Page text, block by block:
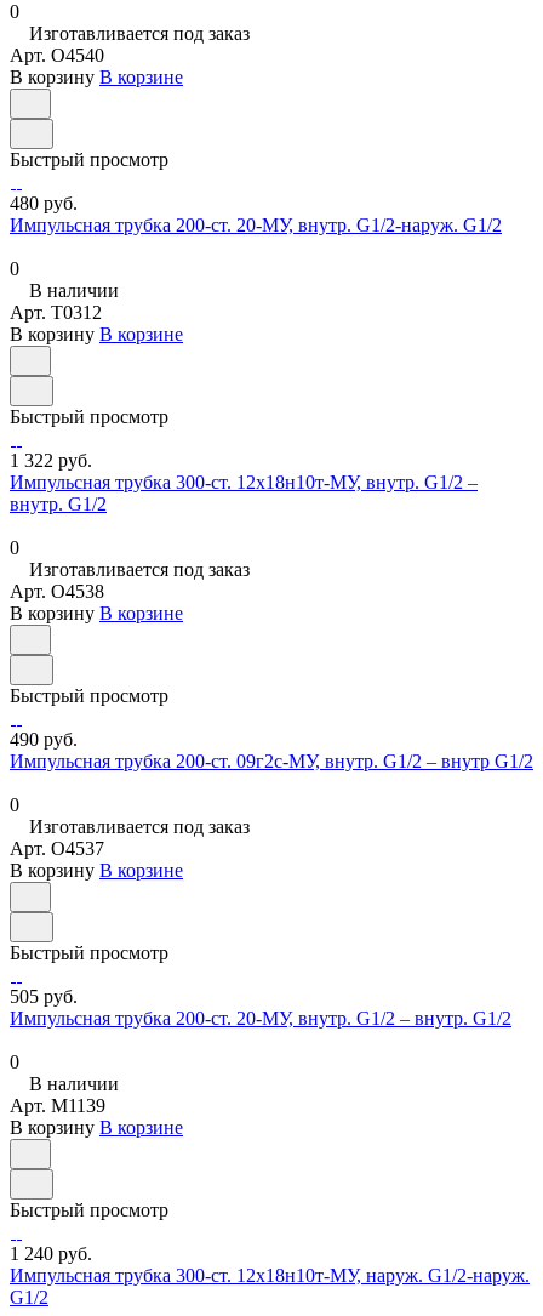
0
Изготавливается под заказ
Арт. O4540
В корзину В корзине
Быстрый просмотр
480 руб.
Импульсная трубка 200-ст. 20-МУ, внутр. G1/2-наруж. G1/2
0
В наличии
Арт. T0312
В корзину В корзине
Быстрый просмотр
1 322 руб.
Импульсная трубка 300-ст. 12х18н10т-МУ, внутр. G1/2 –
внутр. G1/2
0
Изготавливается под заказ
Арт. O4538
В корзину В корзине
Быстрый просмотр
490 руб.
Импульсная трубка 200-ст. 09г2с-МУ, внутр. G1/2 – внутр G1/2
0
Изготавливается под заказ
Арт. O4537
В корзину В корзине
Быстрый просмотр
505 руб.
Импульсная трубка 200-ст. 20-МУ, внутр. G1/2 – внутр. G1/2
0
В наличии
Арт. M1139
В корзину В корзине
Быстрый просмотр
1 240 руб.
Импульсная трубка 300-ст. 12х18н10т-МУ, наруж. G1/2-наруж.
G1/2